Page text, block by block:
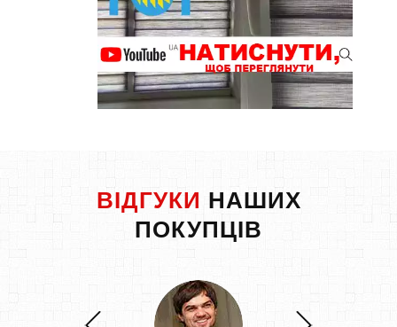
ВІДГУКИ НАШИХ
ПОКУПЦІВ